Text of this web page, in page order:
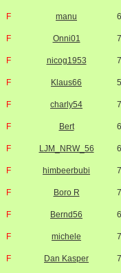
F manu
F Onni01
F nicog1953
F Klaus66
F charly54
F Bert
F LJM_NRW_56
F himbeerbubi
F Boro R
F Bernd56
F michele
F Dan Kasper